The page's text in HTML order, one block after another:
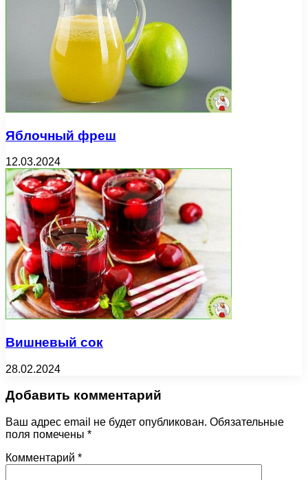
Яблочный фреш
12.03.2024
Вишневый сок
28.02.2024
Добавить комментарий
Ваш адрес email не будет опубликован. Обязательные
поля помечены *
Комментарий *